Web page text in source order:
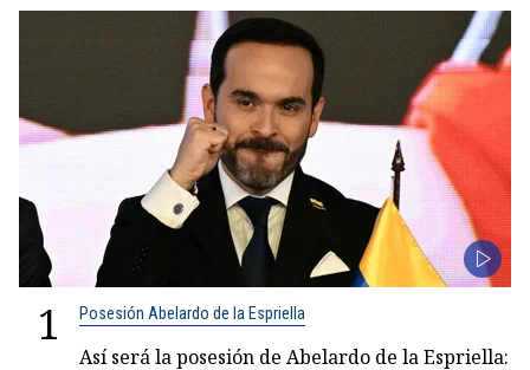
1 Posesión Abelardo de la Espriella
Así será la posesión de Abelardo de la Espriella: